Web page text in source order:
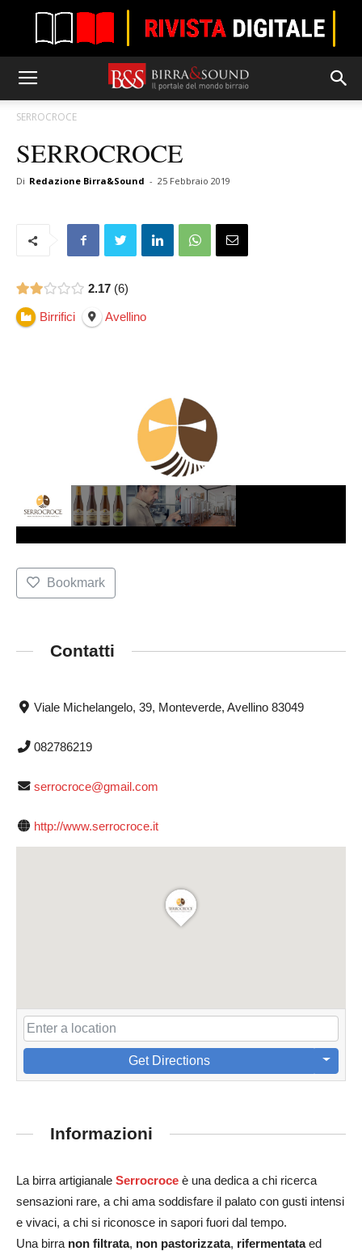
SERROCROCE
SERROCROCE
Di Redazione Birra&Sound - 25 Febbraio 2019
2.17 6
Birrifici Avellino
Bookmark
Contatti
Viale Michelangelo, 39, Monteverde, Avellino 83049
082786219
serrocroce@gmail.com
http://www.serrocroce.it
Get Directions
Informazioni
La birra artigianale Serrocroce è una dedica a chi ricerca
sensazioni rare, a chi ama soddisfare il palato con gusti intensi
e vivaci, a chi si riconosce in sapori fuori dal tempo.
Una birra non filtrata, non pastorizzata, rifermentataed